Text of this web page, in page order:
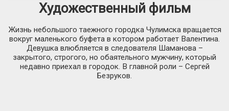
Художественный фильм
Жизнь небольшого таежного городка Чулимска вращается
вокруг маленького буфета в котором работает Валентина.
Девушка влюбляется в следователя Шаманова –
закрытого, строгого, но обаятельного мужчину, который
недавно приехал в городок. В главной роли – Сергей
Безруков.